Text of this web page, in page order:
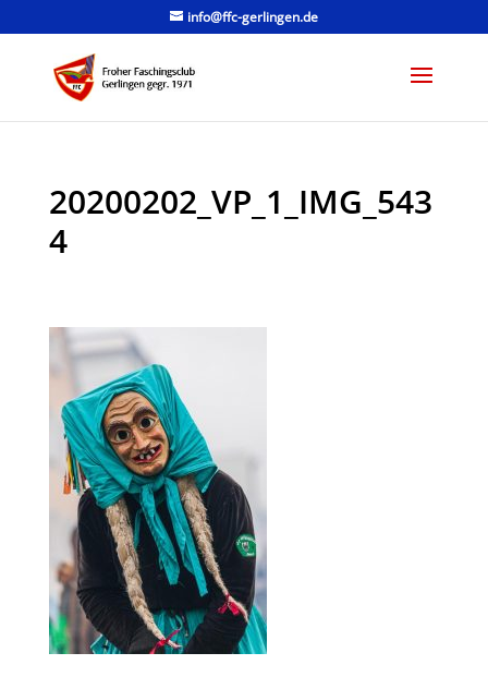
info@ffc-gerlingen.de
20200202_VP_1_IMG_543
4